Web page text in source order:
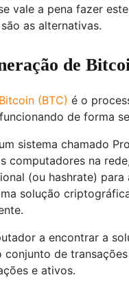
vale a pena fazer este
as alternativas.
de
Bitcoin (BTC) é o
de forma
sistema chamado
computadores na
(ou hashrate)
solução
a encontrar a
conjunto de transações
e ativos.